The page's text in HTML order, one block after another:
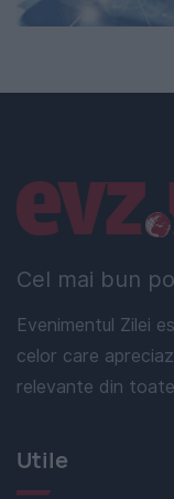
Cel mai bun
Evenimentul Zilei
celor care
relevante din
Linkuri utile
Utile